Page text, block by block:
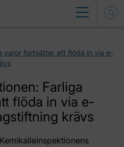
varor fortsätter att flöda in via e-
Farliga
flöda in via e-
krävs